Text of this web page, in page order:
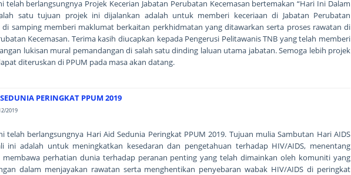
telah berlangsungnya Projek Kecerian Jabatan Perubatan Kecemasan bertemakan “Hari Ini Dalam
satu tujuan projek ini dijalankan adalah untuk memberi keceriaan di Jabatan Perubatan
di samping memberi maklumat berkaitan perkhidmatan yang ditawarkan serta proses rawatan di
Kecemasan. Terima kasih diucapkan kepada Pengerusi Pelitawanis TNB yang telah memberi
lukisan mural pemandangan di salah satu dinding laluan utama jabatan. Semoga lebih projek
diteruskan di PPUM pada masa akan datang.
PERINGKAT PPUM 2019
2019
telah berlangsungnya Hari Aid Sedunia Peringkat PPUM 2019. Tujuan mulia Sambutan Hari AIDS
ini adalah untuk meningkatkan kesedaran dan pengetahuan terhadap HIV/AIDS, menentang
membawa perhatian dunia terhadap peranan penting yang telah dimainkan oleh komuniti yang
dalam menjayakan rawatan serta menghentikan penyebaran wabak HIV/AIDS di peringkat